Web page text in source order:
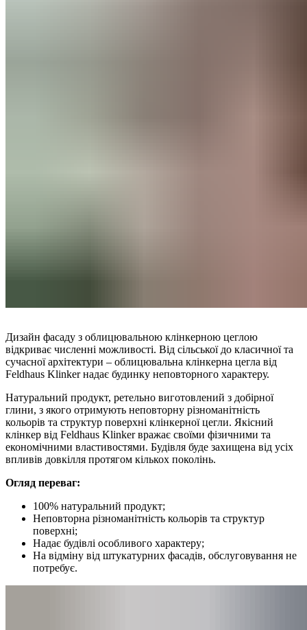
Дизайн фасаду з облицювальною клінкерною цеглою
відкриває численні можливості. Від сільської до класичної та
сучасної архітектури – облицювальна клінкерна цегла від
Feldhaus Klinker надає будинку неповторного характеру.
Натуральний продукт, ретельно виготовлений з добірної
глини, з якого отримують неповторну різноманітність
кольорів та структур поверхні клінкерної цегли. Якісний
клінкер від Feldhaus Klinker вражає своїми фізичними та
економічними властивостями. Будівля буде захищена від усіх
впливів довкілля протягом кількох поколінь.
Огляд переваг:
100% натуральний продукт;
Неповторна різноманітність кольорів та структур
поверхні;
Надає будівлі особливого характеру;
На відміну від штукатурних фасадів, обслуговування не
потребує.